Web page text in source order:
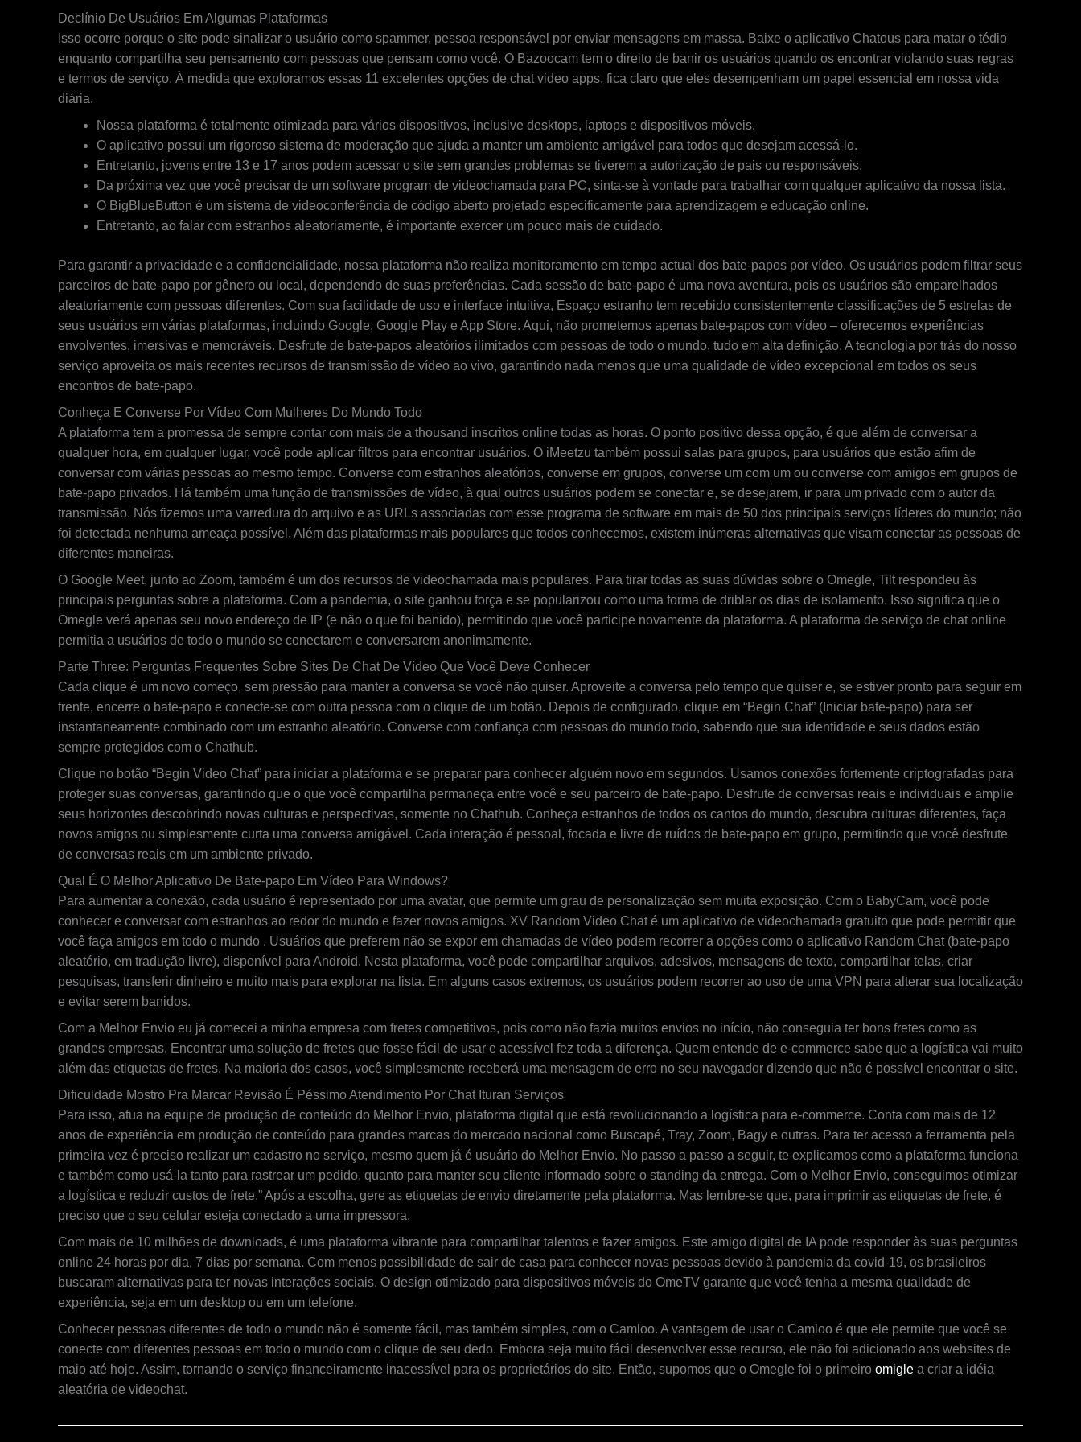
Declínio De Usuários Em Algumas Plataformas
Isso ocorre porque o site pode sinalizar o usuário como spammer, pessoa responsável por enviar mensagens em massa. Baixe o aplicativo Chatous para matar o tédio
enquanto compartilha seu pensamento com pessoas que pensam como você. O Bazoocam tem o direito de banir os usuários quando os encontrar violando suas regras
e termos de serviço. À medida que exploramos essas 11 excelentes opções de chat video apps, fica claro que eles desempenham um papel essencial em nossa vida
diária.
Nossa plataforma é totalmente otimizada para vários dispositivos, inclusive desktops, laptops e dispositivos móveis.
O aplicativo possui um rigoroso sistema de moderação que ajuda a manter um ambiente amigável para todos que desejam acessá-lo.
Entretanto, jovens entre 13 e 17 anos podem acessar o site sem grandes problemas se tiverem a autorização de pais ou responsáveis.
Da próxima vez que você precisar de um software program de videochamada para PC, sinta-se à vontade para trabalhar com qualquer aplicativo da nossa lista.
O BigBlueButton é um sistema de videoconferência de código aberto projetado especificamente para aprendizagem e educação online.
Entretanto, ao falar com estranhos aleatoriamente, é importante exercer um pouco mais de cuidado.
Para garantir a privacidade e a confidencialidade, nossa plataforma não realiza monitoramento em tempo actual dos bate-papos por vídeo. Os usuários podem filtrar seus
parceiros de bate-papo por gênero ou local, dependendo de suas preferências. Cada sessão de bate-papo é uma nova aventura, pois os usuários são emparelhados
aleatoriamente com pessoas diferentes. Com sua facilidade de uso e interface intuitiva, Espaço estranho tem recebido consistentemente classificações de 5 estrelas de
seus usuários em várias plataformas, incluindo Google, Google Play e App Store. Aqui, não prometemos apenas bate-papos com vídeo – oferecemos experiências
envolventes, imersivas e memoráveis. Desfrute de bate-papos aleatórios ilimitados com pessoas de todo o mundo, tudo em alta definição. A tecnologia por trás do nosso
serviço aproveita os mais recentes recursos de transmissão de vídeo ao vivo, garantindo nada menos que uma qualidade de vídeo excepcional em todos os seus
encontros de bate-papo.
Conheça E Converse Por Vídeo Com Mulheres Do Mundo Todo
A plataforma tem a promessa de sempre contar com mais de a thousand inscritos online todas as horas. O ponto positivo dessa opção, é que além de conversar a
qualquer hora, em qualquer lugar, você pode aplicar filtros para encontrar usuários. O iMeetzu também possui salas para grupos, para usuários que estão afim de
conversar com várias pessoas ao mesmo tempo. Converse com estranhos aleatórios, converse em grupos, converse um com um ou converse com amigos em grupos de
bate-papo privados. Há também uma função de transmissões de vídeo, à qual outros usuários podem se conectar e, se desejarem, ir para um privado com o autor da
transmissão. Nós fizemos uma varredura do arquivo e as URLs associadas com esse programa de software em mais de 50 dos principais serviços líderes do mundo; não
foi detectada nenhuma ameaça possível. Além das plataformas mais populares que todos conhecemos, existem inúmeras alternativas que visam conectar as pessoas de
diferentes maneiras.
O Google Meet, junto ao Zoom, também é um dos recursos de videochamada mais populares. Para tirar todas as suas dúvidas sobre o Omegle, Tilt respondeu às
principais perguntas sobre a plataforma. Com a pandemia, o site ganhou força e se popularizou como uma forma de driblar os dias de isolamento. Isso significa que o
Omegle verá apenas seu novo endereço de IP (e não o que foi banido), permitindo que você participe novamente da plataforma. A plataforma de serviço de chat online
permitia a usuários de todo o mundo se conectarem e conversarem anonimamente.
Parte Three: Perguntas Frequentes Sobre Sites De Chat De Vídeo Que Você Deve Conhecer
Cada clique é um novo começo, sem pressão para manter a conversa se você não quiser. Aproveite a conversa pelo tempo que quiser e, se estiver pronto para seguir em
frente, encerre o bate-papo e conecte-se com outra pessoa com o clique de um botão. Depois de configurado, clique em “Begin Chat” (Iniciar bate-papo) para ser
instantaneamente combinado com um estranho aleatório. Converse com confiança com pessoas do mundo todo, sabendo que sua identidade e seus dados estão
sempre protegidos com o Chathub.
Clique no botão “Begin Video Chat” para iniciar a plataforma e se preparar para conhecer alguém novo em segundos. Usamos conexões fortemente criptografadas para
proteger suas conversas, garantindo que o que você compartilha permaneça entre você e seu parceiro de bate-papo. Desfrute de conversas reais e individuais e amplie
seus horizontes descobrindo novas culturas e perspectivas, somente no Chathub. Conheça estranhos de todos os cantos do mundo, descubra culturas diferentes, faça
novos amigos ou simplesmente curta uma conversa amigável. Cada interação é pessoal, focada e livre de ruídos de bate-papo em grupo, permitindo que você desfrute
de conversas reais em um ambiente privado.
Qual É O Melhor Aplicativo De Bate-papo Em Vídeo Para Windows?
Para aumentar a conexão, cada usuário é representado por uma avatar, que permite um grau de personalização sem muita exposição. Com o BabyCam, você pode
conhecer e conversar com estranhos ao redor do mundo e fazer novos amigos. XV Random Video Chat é um aplicativo de videochamada gratuito que pode permitir que
você faça amigos em todo o mundo . Usuários que preferem não se expor em chamadas de vídeo podem recorrer a opções como o aplicativo Random Chat (bate-papo
aleatório, em tradução livre), disponível para Android. Nesta plataforma, você pode compartilhar arquivos, adesivos, mensagens de texto, compartilhar telas, criar
pesquisas, transferir dinheiro e muito mais para explorar na lista. Em alguns casos extremos, os usuários podem recorrer ao uso de uma VPN para alterar sua localização
e evitar serem banidos.
Com a Melhor Envio eu já comecei a minha empresa com fretes competitivos, pois como não fazia muitos envios no início, não conseguia ter bons fretes como as
grandes empresas. Encontrar uma solução de fretes que fosse fácil de usar e acessível fez toda a diferença. Quem entende de e-commerce sabe que a logística vai muito
além das etiquetas de fretes. Na maioria dos casos, você simplesmente receberá uma mensagem de erro no seu navegador dizendo que não é possível encontrar o site.
Dificuldade Mostro Pra Marcar Revisão É Péssimo Atendimento Por Chat Ituran Serviços
Para isso, atua na equipe de produção de conteúdo do Melhor Envio, plataforma digital que está revolucionando a logística para e-commerce. Conta com mais de 12
anos de experiência em produção de conteúdo para grandes marcas do mercado nacional como Buscapé, Tray, Zoom, Bagy e outras. Para ter acesso a ferramenta pela
primeira vez é preciso realizar um cadastro no serviço, mesmo quem já é usuário do Melhor Envio. No passo a passo a seguir, te explicamos como a plataforma funciona
e também como usá-la tanto para rastrear um pedido, quanto para manter seu cliente informado sobre o standing da entrega. Com o Melhor Envio, conseguimos otimizar
a logística e reduzir custos de frete.” Após a escolha, gere as etiquetas de envio diretamente pela plataforma. Mas lembre-se que, para imprimir as etiquetas de frete, é
preciso que o seu celular esteja conectado a uma impressora.
Com mais de 10 milhões de downloads, é uma plataforma vibrante para compartilhar talentos e fazer amigos. Este amigo digital de IA pode responder às suas perguntas
online 24 horas por dia, 7 dias por semana. Com menos possibilidade de sair de casa para conhecer novas pessoas devido à pandemia da covid-19, os brasileiros
buscaram alternativas para ter novas interações sociais. O design otimizado para dispositivos móveis do OmeTV garante que você tenha a mesma qualidade de
experiência, seja em um desktop ou em um telefone.
Conhecer pessoas diferentes de todo o mundo não é somente fácil, mas também simples, com o Camloo. A vantagem de usar o Camloo é que ele permite que você se
conecte com diferentes pessoas em todo o mundo com o clique de seu dedo. Embora seja muito fácil desenvolver esse recurso, ele não foi adicionado aos websites de
maio até hoje. Assim, tornando o serviço financeiramente inacessível para os proprietários do site. Então, supomos que o Omegle foi o primeiro omigle a criar a idéia
aleatória de videochat.